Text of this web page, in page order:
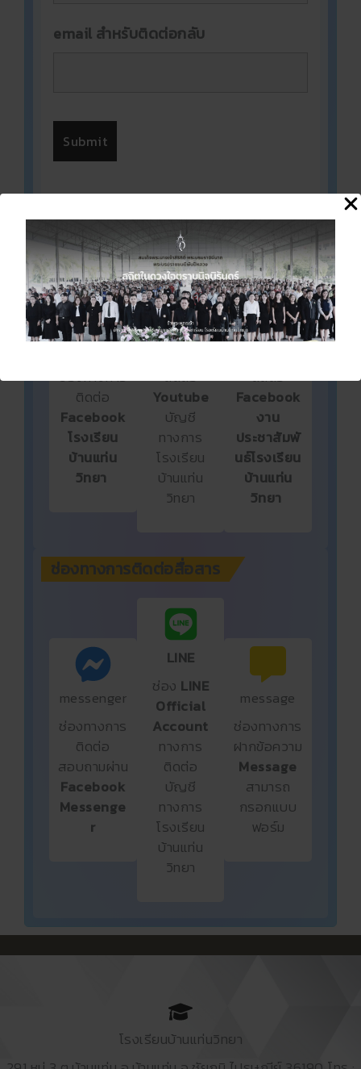
email สำหรับติดต่อกลับ
ช่องทาง Social Network
FACEBOOK
ช่องทางการ
ติดต่อ
Facebook
โรงเรียน
บ้านแท่น
วิทยา
YOUTUBE
ติดต่อ
Youtube
บัญชี
ทางการ
โรงเรียน
บ้านแท่น
วิทยา
FACEBOOK
ติดต่อ
Facebook
งาน
ประชาสัมพั
นธ์โรงเรียน
บ้านแท่น
วิทยา
ช่องทางการติดต่อสื่อสาร
messenger
ช่องทางการ
ติดต่อ
สอบถามผ่าน
Facebook
Messenge
r
LINE
ช่อง LINE
Official
Account
ทางการ
ติดต่อ
บัญชี
ทางการ
โรงเรียน
บ้านแท่น
วิทยา
message
ช่องทางการ
ฝากข้อความ
Message
สามารถ
กรอกแบบ
ฟอร์ม
โรงเรียนบ้านแท่นวิทยา